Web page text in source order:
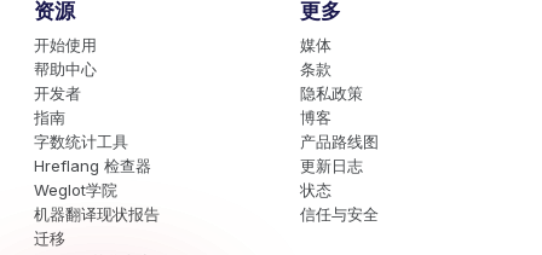
资源
开始使用
帮助中心
开发者
指南
字数统计工具
Hreflang 检查器
Weglot学院
机器翻译现状报告
迁移
更多
媒体
条款
隐私政策
博客
产品路线图
更新日志
状态
信任与安全